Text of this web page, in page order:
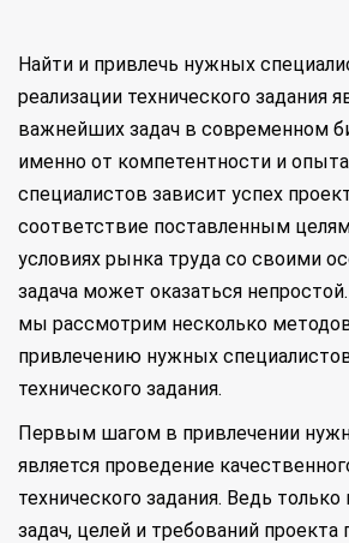
Найти и привлечь нужных
реализации технического задания
важнейших задач в современном
именно от компетентности и
специалистов зависит успех
соответствие поставленным
условиях рынка труда со своими
задача может оказаться
мы рассмотрим несколько
привлечению нужных
технического задания.
Первым шагом в привлечении
является проведение
технического задания. Ведь
задач, целей и требований проекта